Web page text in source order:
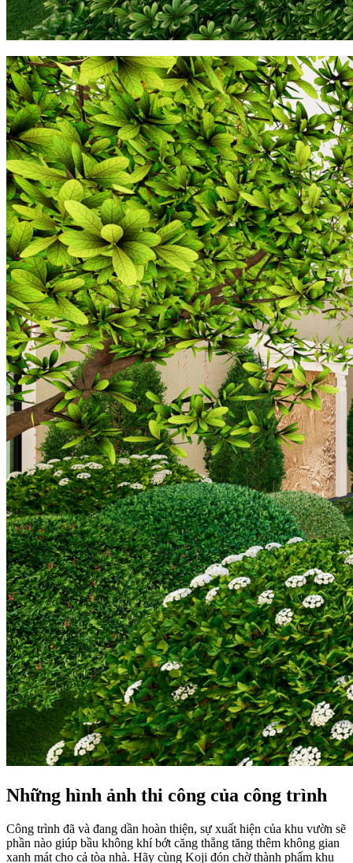
Những hình ảnh thi công của công trình
Công trình đã và đang dần hoàn thiện, sự xuất hiện của khu vườn sẽ
phần nào giúp bầu không khí bớt căng thẳng tăng thêm không gian
xanh mát cho cả tòa nhà. Hãy cùng Koji đón chờ thành phẩm khu